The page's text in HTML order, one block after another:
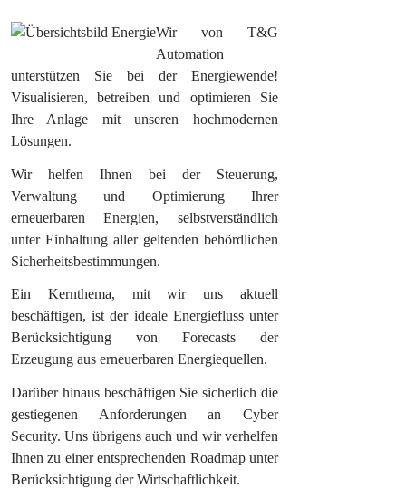
Wir von T&G
Automation
unterstützen Sie bei der Energiewende!
Visualisieren, betreiben und optimieren Sie
Ihre Anlage mit unseren hochmodernen
Lösungen.
Wir helfen Ihnen bei der Steuerung,
Verwaltung und Optimierung Ihrer
erneuerbaren Energien, selbstverständlich
unter Einhaltung aller geltenden behördlichen
Sicherheitsbestimmungen.
Ein Kernthema, mit wir uns aktuell
beschäftigen, ist der ideale Energiefluss unter
Berücksichtigung von Forecasts der
Erzeugung aus erneuerbaren Energiequellen.
Darüber hinaus beschäftigen Sie sicherlich die
gestiegenen Anforderungen an Cyber
Security. Uns übrigens auch und wir verhelfen
Ihnen zu einer entsprechenden Roadmap unter
Berücksichtigung der Wirtschaftlichkeit.